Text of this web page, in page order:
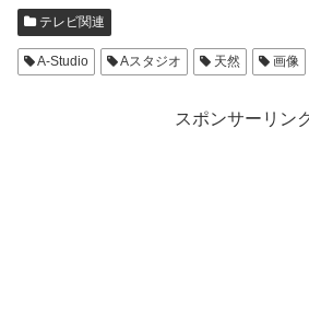
テレビ関連
A-Studio Aスタジオ 天然 画像
スポンサーリン